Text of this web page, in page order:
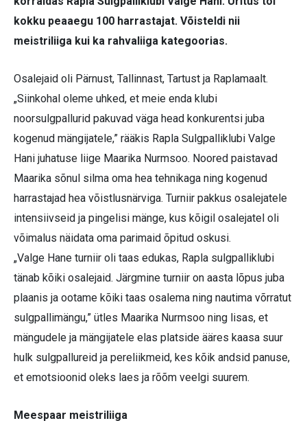
kokku peaaegu 100 harrastajat. Võisteldi nii
meistriliiga kui ka rahvaliiga kategoorias.
Osalejaid oli Pärnust, Tallinnast, Tartust ja Raplamaalt.
„Siinkohal oleme uhked, et meie enda klubi
noorsulgpallurid pakuvad väga head konkurentsi juba
kogenud mängijatele,” rääkis Rapla Sulgpalliklubi Valge
Hani juhatuse liige Maarika Nurmsoo. Noored paistavad
Maarika sõnul silma oma hea tehnikaga ning kogenud
harrastajad hea võistlusnärviga. Turniir pakkus osalejatele
intensiivseid ja pingelisi mänge, kus kõigil osalejatel oli
võimalus näidata oma parimaid õpitud oskusi.
„Valge Hane turniir oli taas edukas, Rapla sulgpalliklubi
tänab kõiki osalejaid. Järgmine turniir on aasta lõpus juba
plaanis ja ootame kõiki taas osalema ning nautima võrratut
sulgpallimängu,” ütles Maarika Nurmsoo ning lisas, et
mängudele ja mängijatele elas platside ääres kaasa suur
hulk sulgpallureid ja pereliikmeid, kes kõik andsid panuse,
et emotsioonid oleks laes ja rõõm veelgi suurem.
Meespaar meistriliiga